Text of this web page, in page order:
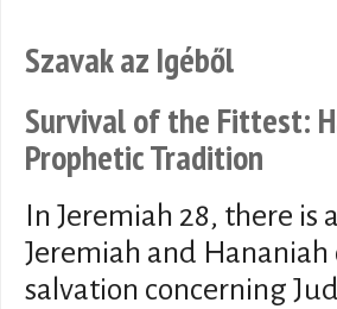
Szavak az Igéből
Survival of the Fittest:
Prophetic Tradition
In Jeremiah 28, there
Jeremiah and
salvation concerning